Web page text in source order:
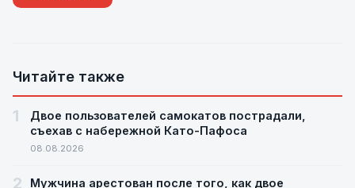
Читайте также
1
Двое пользователей самокатов пострадали,
съехав с набережной Като-Пафоса
08.08.2026
2
Мужчина арестован после того, как двое